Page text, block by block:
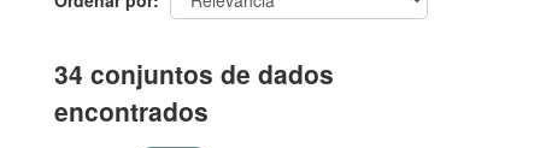
34 conjuntos de dados
encontrados